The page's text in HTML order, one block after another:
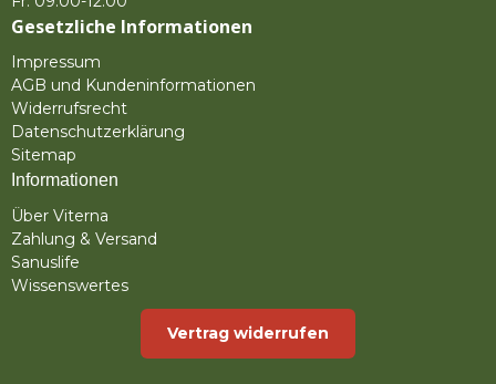
Gesetzliche Informationen
Impressum
AGB und Kundeninformationen
Widerrufsrecht
Datenschutzerklärung
Sitemap
Informationen
Über Viterna
Zahlung & Versand
Sanuslife
Wissenswertes
Vertrag widerrufen